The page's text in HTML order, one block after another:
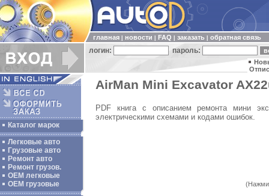
главная новости FAQ заказать обратная связь
логин: пароль:
Каталог марок
Легковые авто
Грузовые авто
Ремонт авто
Ремонт грузов.
ОЕМ легковые
OEM грузовые
AirMan Mini Excavator
PDF книга с описанием ремонта мини
электрическими схемами и кодами ошибок.